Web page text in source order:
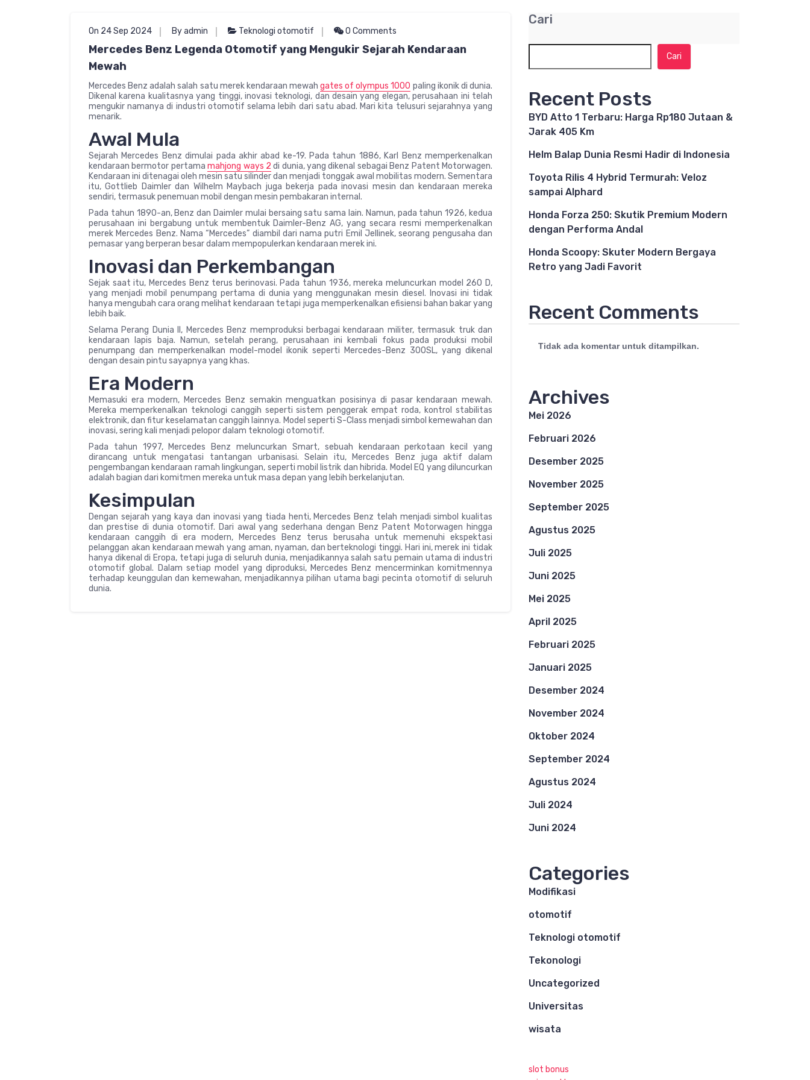
On 24 Sep 2024 By admin Teknologi otomotif 0 Comments
Mercedes Benz Legenda Otomotif yang Mengukir Sejarah Kendaraan
Mewah
Mercedes Benz adalah salah satu merek kendaraan mewahgates of olympus 1000 paling ikonik di dunia.
Dikenal karena kualitasnya yang tinggi, inovasi teknologi, dan desain yang elegan, perusahaan ini telah
mengukir namanya di industri otomotif selama lebih dari satu abad. Mari kita telusuri sejarahnya yang
menarik.
Awal Mula
Sejarah Mercedes Benz dimulai pada akhir abad ke-19. Pada tahun 1886, Karl Benz memperkenalkan
kendaraan bermotor pertamamahjong ways 2 di dunia, yang dikenal sebagai Benz Patent Motorwagen.
Kendaraan ini ditenagai oleh mesin satu silinder dan menjadi tonggak awal mobilitas modern. Sementara
itu, Gottlieb Daimler dan Wilhelm Maybach juga bekerja pada inovasi mesin dan kendaraan mereka
sendiri, termasuk penemuan mobil dengan mesin pembakaran internal.
Pada tahun 1890-an, Benz dan Daimler mulai bersaing satu sama lain. Namun, pada tahun 1926, kedua
perusahaan ini bergabung untuk membentuk Daimler-Benz AG, yang secara resmi memperkenalkan
merek Mercedes Benz. Nama “Mercedes” diambil dari nama putri Emil Jellinek, seorang pengusaha dan
pemasar yang berperan besar dalam mempopulerkan kendaraan merek ini.
Inovasi dan Perkembangan
Sejak saat itu, Mercedes Benz terus berinovasi. Pada tahun 1936, mereka meluncurkan model 260 D,
yang menjadi mobil penumpang pertama di dunia yang menggunakan mesin diesel. Inovasi ini tidak
hanya mengubah cara orang melihat kendaraan tetapi juga memperkenalkan efisiensi bahan bakar yang
lebih baik.
Selama Perang Dunia II, Mercedes Benz memproduksi berbagai kendaraan militer, termasuk truk dan
kendaraan lapis baja. Namun, setelah perang, perusahaan ini kembali fokus pada produksi mobil
penumpang dan memperkenalkan model-model ikonik seperti Mercedes-Benz 300SL, yang dikenal
dengan desain pintu sayapnya yang khas.
Era Modern
Memasuki era modern, Mercedes Benz semakin menguatkan posisinya di pasar kendaraan mewah.
Mereka memperkenalkan teknologi canggih seperti sistem penggerak empat roda, kontrol stabilitas
elektronik, dan fitur keselamatan canggih lainnya. Model seperti S-Class menjadi simbol kemewahan dan
inovasi, sering kali menjadi pelopor dalam teknologi otomotif.
Pada tahun 1997, Mercedes Benz meluncurkan Smart, sebuah kendaraan perkotaan kecil yang
dirancang untuk mengatasi tantangan urbanisasi. Selain itu, Mercedes Benz juga aktif dalam
pengembangan kendaraan ramah lingkungan, seperti mobil listrik dan hibrida. Model EQ yang diluncurkan
adalah bagian dari komitmen mereka untuk masa depan yang lebih berkelanjutan.
Kesimpulan
Dengan sejarah yang kaya dan inovasi yang tiada henti, Mercedes Benz telah menjadi simbol kualitas
dan prestise di dunia otomotif. Dari awal yang sederhana dengan Benz Patent Motorwagen hingga
kendaraan canggih di era modern, Mercedes Benz terus berusaha untuk memenuhi ekspektasi
pelanggan akan kendaraan mewah yang aman, nyaman, dan berteknologi tinggi. Hari ini, merek ini tidak
hanya dikenal di Eropa, tetapi juga di seluruh dunia, menjadikannya salah satu pemain utama di industri
otomotif global. Dalam setiap model yang diproduksi, Mercedes Benz mencerminkan komitmennya
terhadap keunggulan dan kemewahan, menjadikannya pilihan utama bagi pecinta otomotif di seluruh
dunia.
Cari
Cari
Recent Posts
BYD Atto 1 Terbaru: Harga Rp180 Jutaan &
Jarak 405 Km
Helm Balap Dunia Resmi Hadir di Indonesia
Toyota Rilis 4 Hybrid Termurah: Veloz
sampai Alphard
Honda Forza 250: Skutik Premium Modern
dengan Performa Andal
Honda Scoopy: Skuter Modern Bergaya
Retro yang Jadi Favorit
Recent Comments
Tidak ada komentar untuk ditampilkan.
Archives
Mei 2026
Februari 2026
Desember 2025
November 2025
September 2025
Agustus 2025
Juli 2025
Juni 2025
Mei 2025
April 2025
Februari 2025
Januari 2025
Desember 2024
November 2024
Oktober 2024
September 2024
Agustus 2024
Juli 2024
Juni 2024
Categories
Modifikasi
otomotif
Teknologi otomotif
Tekonologi
Uncategorized
Universitas
wisata
slot bonus